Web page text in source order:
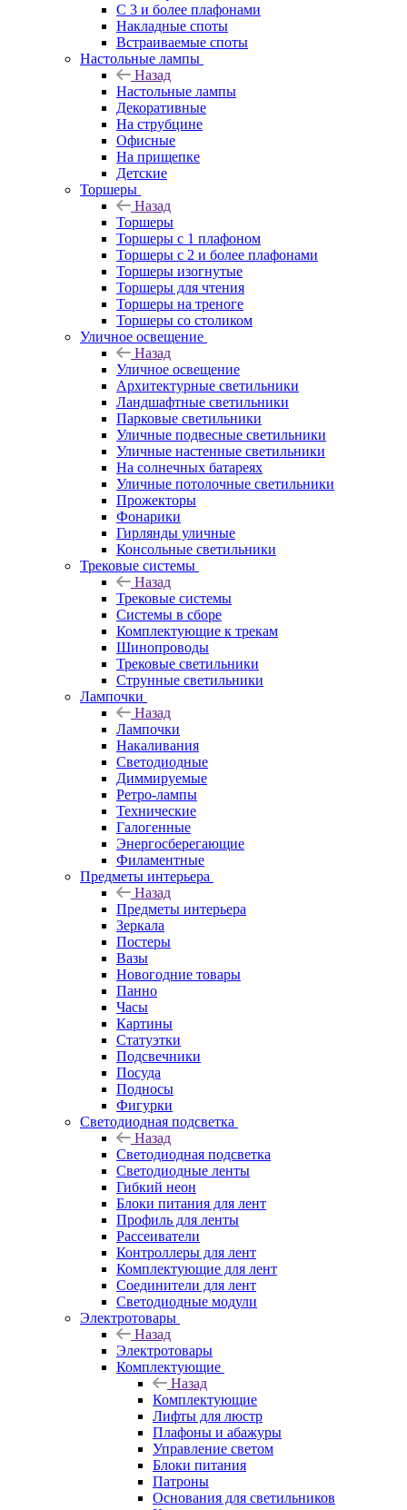
С 3 и более плафонами
Накладные споты
Встраиваемые споты
Настольные лампы
Назад
Настольные лампы
Декоративные
На струбцине
Офисные
На прищепке
Детские
Торшеры
Назад
Торшеры
Торшеры с 1 плафоном
Торшеры с 2 и более плафонами
Торшеры изогнутые
Торшеры для чтения
Торшеры на треноге
Торшеры со столиком
Уличное освещение
Назад
Уличное освещение
Архитектурные светильники
Ландшафтные светильники
Парковые светильники
Уличные подвесные светильники
Уличные настенные светильники
На солнечных батареях
Уличные потолочные светильники
Прожекторы
Фонарики
Гирлянды уличные
Консольные светильники
Трековые системы
Назад
Трековые системы
Системы в сборе
Комплектующие к трекам
Шинопроводы
Трековые светильники
Струнные светильники
Лампочки
Назад
Лампочки
Накаливания
Светодиодные
Диммируемые
Ретро-лампы
Технические
Галогенные
Энергосберегающие
Филаментные
Предметы интерьера
Назад
Предметы интерьера
Зеркала
Постеры
Вазы
Новогодние товары
Панно
Часы
Картины
Статуэтки
Подсвечники
Посуда
Подносы
Фигурки
Светодиодная подсветка
Назад
Светодиодная подсветка
Светодиодные ленты
Гибкий неон
Блоки питания для лент
Профиль для ленты
Рассеиватели
Контроллеры для лент
Комплектующие для лент
Соединители для лент
Светодиодные модули
Электротовары
Назад
Электротовары
Комплектующие
Назад
Комплектующие
Лифты для люстр
Плафоны и абажуры
Управление светом
Блоки питания
Патроны
Основания для светильников